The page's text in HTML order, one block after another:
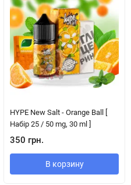
HYPE New Salt - Orange Ball [
Набір 25 / 50 mg, 30 ml ]
350 грн.
В корзину